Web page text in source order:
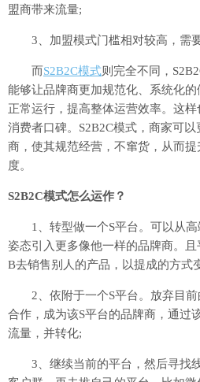
盟商带来流量;
3、加盟模式门槛相对较高，需要
而S2B2C模式则完全不同，
能够让品牌商更加规范化、系统化
正常运行，提高整体运营效率。这
消费者口碑。S2B2C模式，商家可
商，使其规范经营，不窜货，从而
度。
S2B2C模式怎么运作？
1、转型做一个S平台。可以从高
姿态引入更多像他一样的品牌商。
B去销售别人的产品，以提成的方式
2、依附于一个S平台。放弃目前
合作，成为该S平台的品牌商，通过
流量，并转化;
3、继续当前的平台，然后寻找